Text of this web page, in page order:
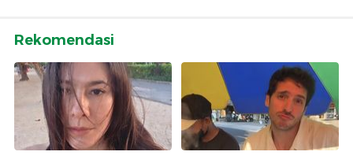
Rekomendasi